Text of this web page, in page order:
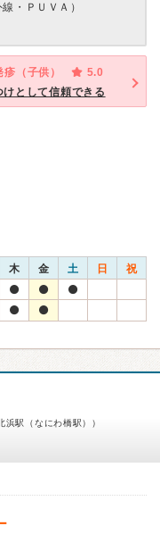
・ＰＵＶＡ）
（子供）
5.0
けとして信頼できる
木 金 土 日 祝
駅（なにわ橋駅））